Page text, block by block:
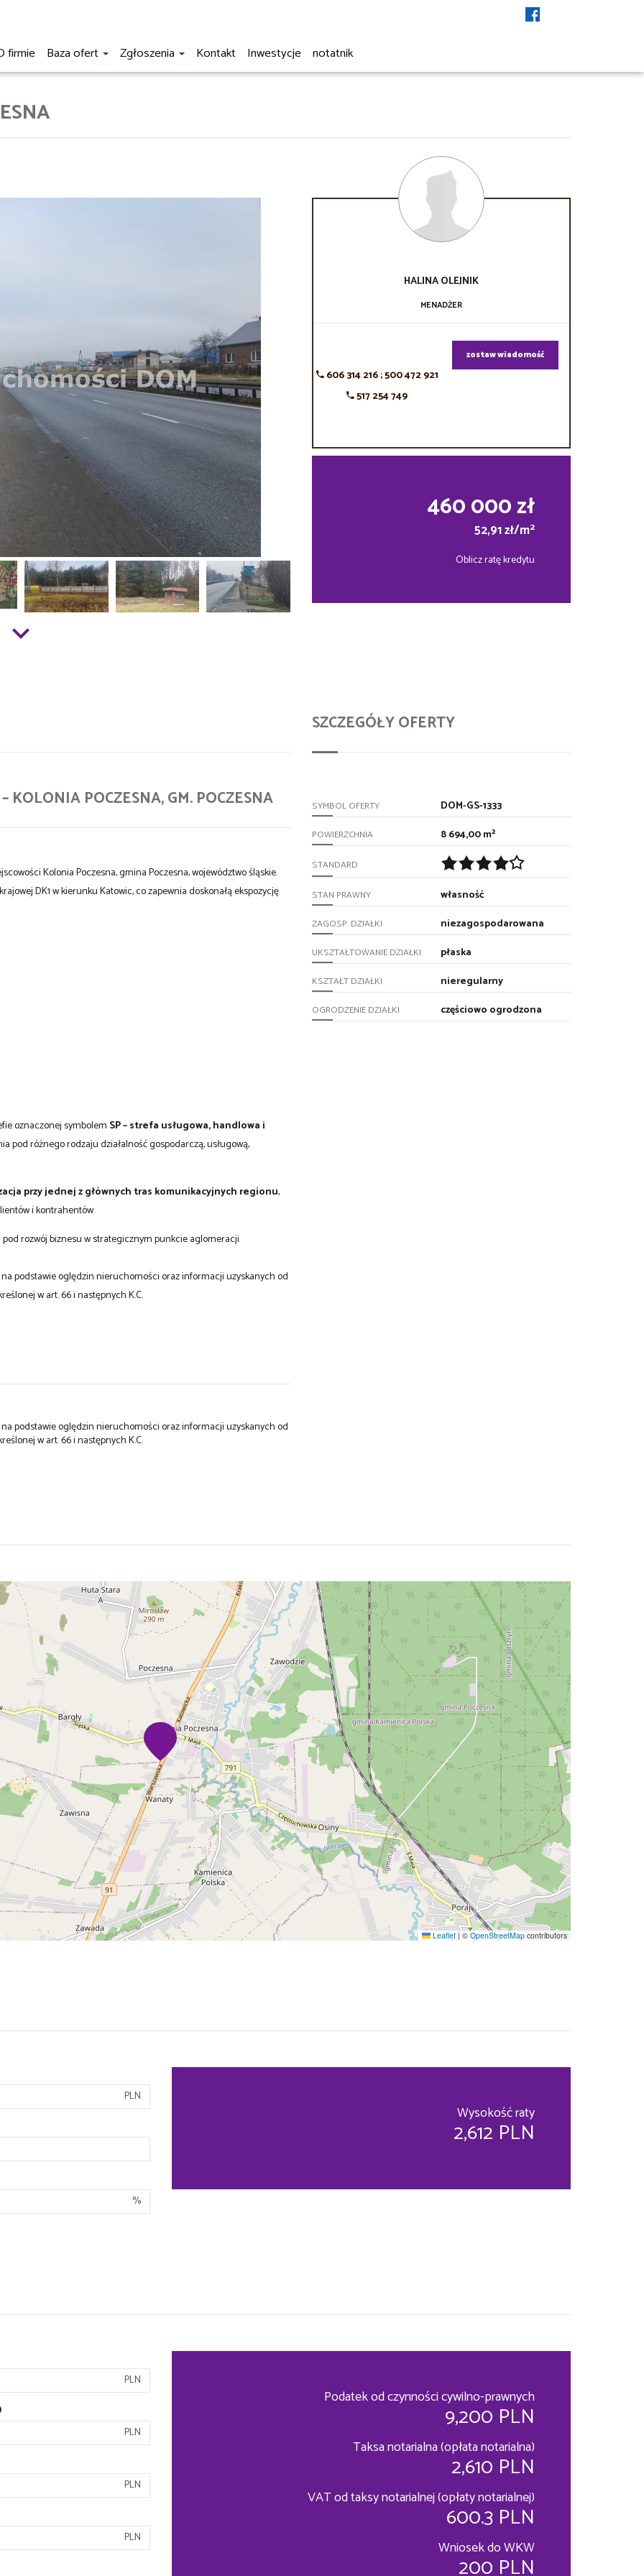
firmie Baza ofert Zgłoszenia Kontakt Inwestycje notatnik
HALINAOLEJNIK
MENADŻER
606 314 216 ; 500 472 921
517 254 749
zostaw wiadomość
460 000 zł
52,91 zł/m2
Oblicz ratę kredytu
KOLONIA POCZESNA, GM. POCZESNA
Kolonia Poczesna, gmina Poczesna, województwo śląskie.
DK1 w kierunku Katowic, co zapewnia doskonałą ekspozycję
oznaczonej symbolem SP – strefa usługowa, handlowa i
pod różnego rodzaju działalność gospodarczą, usługową,
przy jednej z głównych tras komunikacyjnych regionu,
i kontrahentów.
rozwój biznesu w strategicznym punkcie aglomeracji
podstawie oględzin nieruchomości oraz informacji uzyskanych od
w art. 66 i następnych K.C.
podstawie oględzin nieruchomości oraz informacji uzyskanych od
w art. 66 i następnych K.C.
SZCZEGÓŁY OFERTY
SYMBOL OFERTY DOM-GS-1333
POWIERZCHNIA 8 694,00 m²
STANDARD
STAN PRAWNY własność
ZAGOSP. DZIAŁKI niezagospodarowana
UKSZTAŁTOWANIE DZIAŁKI płaska
KSZTAŁT DZIAŁKI nieregularny
OGRODZENIE DZIAŁKI częściowo ogrodzona
Leaflet | © OpenStreetMap contributors
PLN
%
Wysokość raty
2,612 PLN
PLN
PLN
PLN
PLN
Podatek od czynności cywilno-prawnych
9,200 PLN
Taksa notarialna (opłata notarialna)
2,610 PLN
VAT od taksy notarialnej (opłaty notarialnej)
600.3 PLN
Wniosek do WKW
200 PLN